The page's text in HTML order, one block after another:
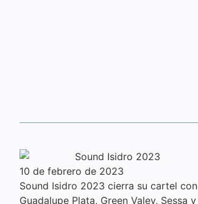
10 de febrero de 2023
Sound Isidro 2023 cierra su cartel con
Guadalupe Plata, Green Valey, Sessa y